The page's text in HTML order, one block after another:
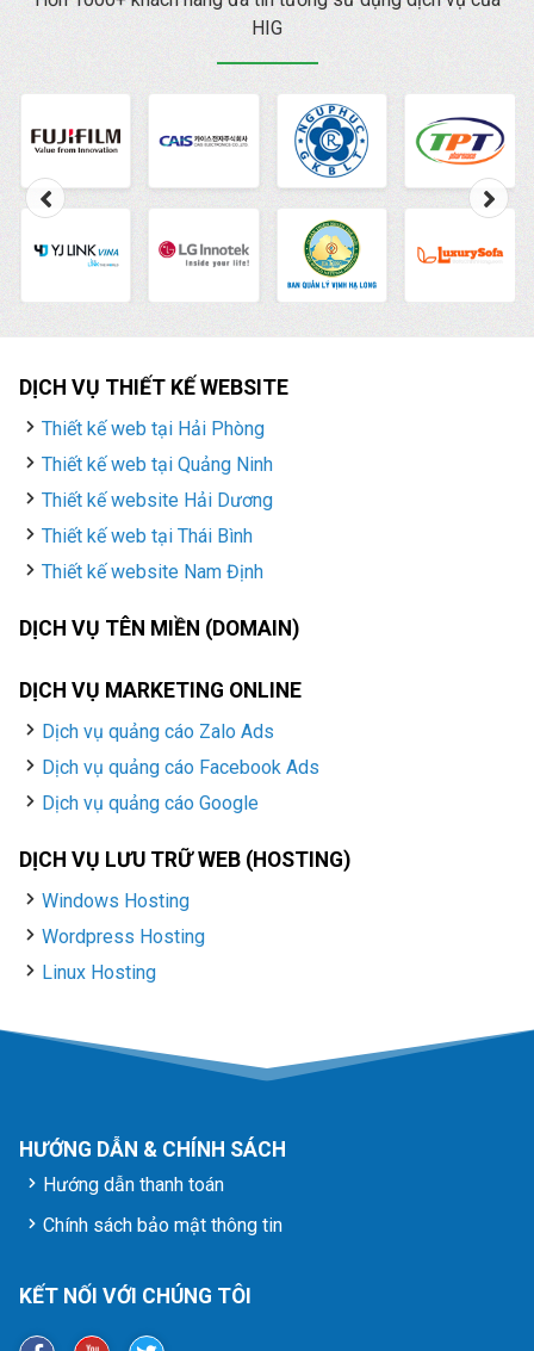
HIG
DỊCH VỤ THIẾT KẾ WEBSITE
Thiết kế web tại Hải Phòng
Thiết kế web tại Quảng Ninh
Thiết kế website Hải Dương
Thiết kế web tại Thái Bình
Thiết kế website Nam Định
DỊCH VỤ TÊN MIỀN (DOMAIN)
DỊCH VỤ MARKETING ONLINE
Dịch vụ quảng cáo Zalo Ads
Dịch vụ quảng cáo Facebook Ads
Dịch vụ quảng cáo Google
DỊCH VỤ LƯU TRỮ WEB (HOSTING)
Windows Hosting
Wordpress Hosting
Linux Hosting
HƯỚNG DẪN & CHÍNH SÁCH
Hướng dẫn thanh toán
Chính sách bảo mật thông tin
KẾT NỐI VỚI CHÚNG TÔI